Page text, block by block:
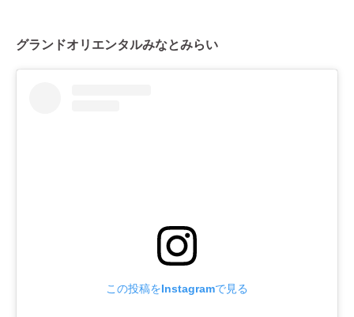
グランドオリエンタルみなとみらい
この投稿をInstagramで見る